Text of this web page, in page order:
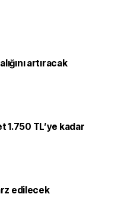
artıracak
1.750 TL’ye kadar
edilecek